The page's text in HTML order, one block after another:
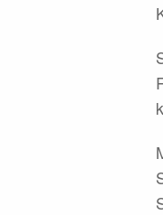
Hit enter to